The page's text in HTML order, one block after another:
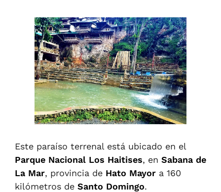
Este paraíso terrenal está ubicado en el
Parque Nacional Los Haitises, en Sabana de
La Mar, provincia de Hato Mayor a 160
kilómetros de Santo Domingo.